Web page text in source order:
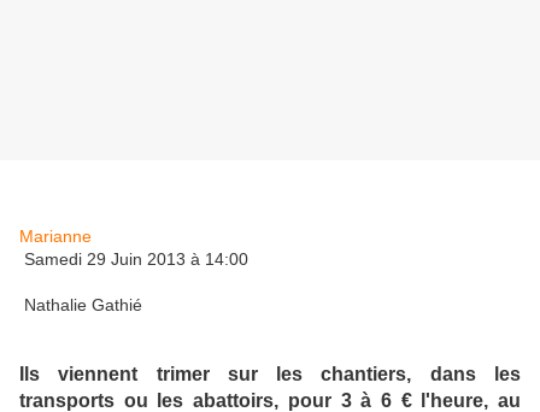
Marianne
Samedi 29 Juin 2013 à 14:00
Nathalie Gathié
Ils viennent trimer sur les chantiers, dans les
transports ou les abattoirs, pour 3 à 6 € l'heure, au